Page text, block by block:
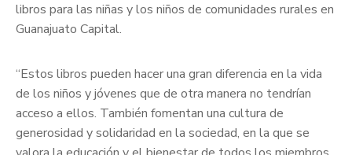
libros para las niñas y los niños de comunidades rurales en
Guanajuato Capital.
“Estos libros pueden hacer una gran diferencia en la vida
de los niños y jóvenes que de otra manera no tendrían
acceso a ellos. También fomentan una cultura de
generosidad y solidaridad en la sociedad, en la que se